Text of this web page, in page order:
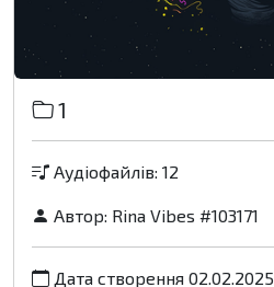
1
Аудіофайлів: 12
Автор: Rina Vibes #103171
Дата створення 02.02.2025